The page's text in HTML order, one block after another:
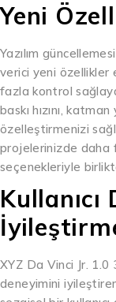
Yeni
Yazılım
verici yeni özellikler
fazla kontrol
baskı hızını,
özelleştirmenizi
projelerinizde daha
seçenekleriyle
XYZ Da Vinci Jr. 1.0
deneyimini